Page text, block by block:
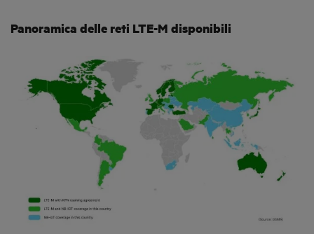
Panoramica delle reti LTE-M disponibili